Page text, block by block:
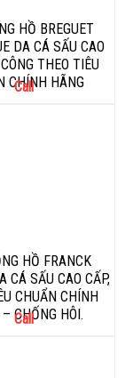
HỒ BREGUET
DA CÁ SẤU CAO
THEO TIÊU
CHÍNH HÃNG
Call
HỒ FRANCK
CÁ SẤU CAO CẤP,
CHUẨN CHÍNH
CHỐNG HÔI.
Call